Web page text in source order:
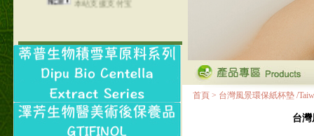
2017年1月1日起，中国大
首頁 > 台灣風景環保紙杯墊 /
台灣